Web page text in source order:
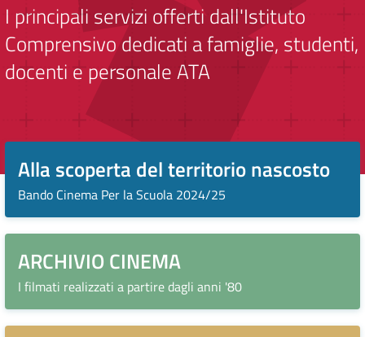
I principali servizi offerti dall'Istituto
Comprensivo dedicati a famiglie, studenti,
docenti e personale ATA
Alla scoperta del territorio nascosto
Bando Cinema Per la Scuola 2024/25
ARCHIVIO CINEMA
I filmati realizzati a partire dagli anni '80